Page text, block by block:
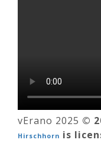
vErano 2025 ©
Hirschhorn is